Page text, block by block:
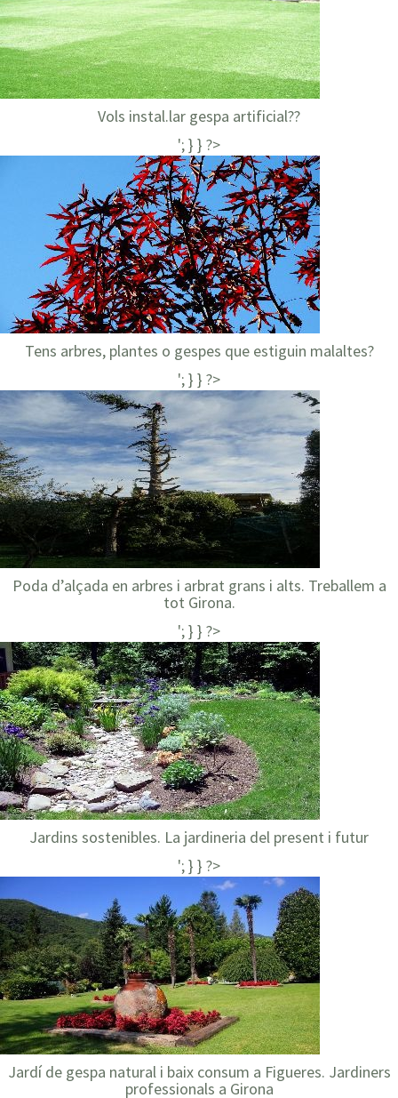
Vols instal.lar gespa artificial??
'; } } ?>
Tens arbres, plantes o gespes que estiguin malaltes?
'; } } ?>
Poda d’alçada en arbres i arbrat grans i alts. Treballem a
tot Girona.
'; } } ?>
Jardins sostenibles. La jardineria del present i futur
'; } } ?>
Jardí de gespa natural i baix consum a Figueres. Jardiners
professionals a Girona